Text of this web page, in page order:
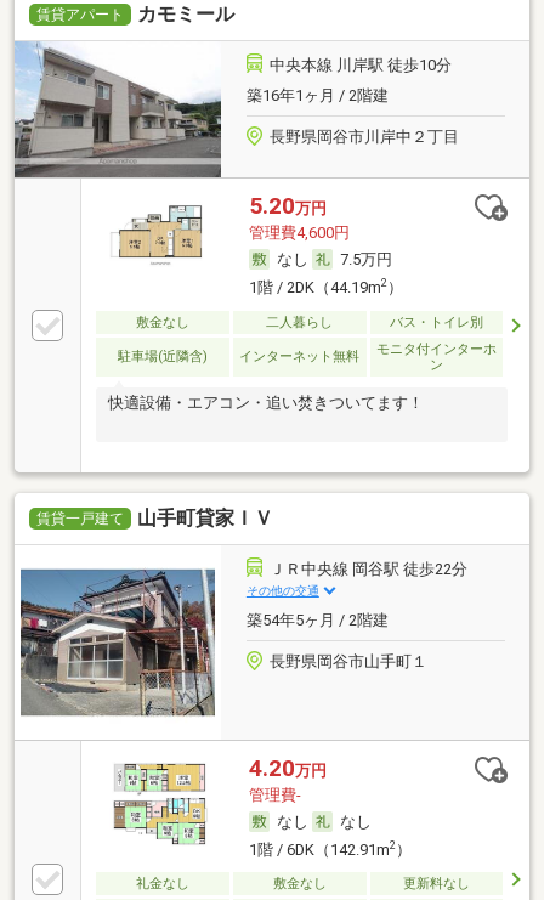
賃貸アパート カモミール
中央本線 川岸駅 徒歩10分
築16年1ヶ月 / 2階建
長野県岡谷市川岸中２丁目
5.20万円
管理費4,600円
なし
7.5万円
1階 / 2DK（44.19m2）
敷金なし 二人暮らし バス・トイレ別
駐車場(近隣含) インターネット無料
モニタ付インターホ
ン
快適設備・エアコン・追い焚きついてます！
賃貸一戸建て 山手町貸家ＩＶ
ＪＲ中央線 岡谷駅 徒歩22分
その他の交通
築54年5ヶ月 / 2階建
長野県岡谷市山手町１
4.20万円
管理費-
なし
なし
1階 / 6DK（142.91m2）
礼金なし 敷金なし
更新料なし